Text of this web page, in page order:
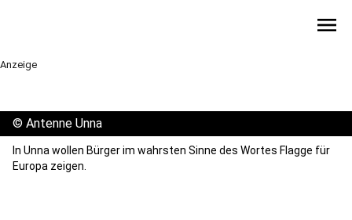
menu
Anzeige
© Antenne Unna
In Unna wollen Bürger im wahrsten Sinne des Wortes Flagge für
Europa zeigen.